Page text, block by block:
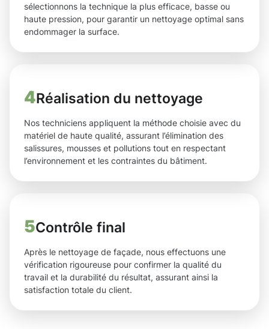
sélectionnons la technique la plus efficace, basse ou
haute pression, pour garantir un nettoyage optimal sans
endommager la surface.
4Réalisation du nettoyage
Nos techniciens appliquent la méthode choisie avec du
matériel de haute qualité, assurant l’élimination des
salissures, mousses et pollutions tout en respectant
l’environnement et les contraintes du bâtiment.
5Contrôle final
Après le nettoyage de façade, nous effectuons une
vérification rigoureuse pour confirmer la qualité du
travail et la durabilité du résultat, assurant ainsi la
satisfaction totale du client.